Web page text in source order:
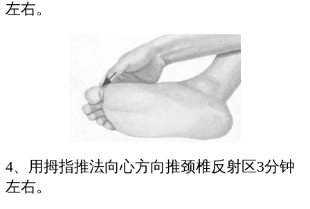
左右。
4、用拇指推法向心方向推颈椎反射区3分钟
左右。